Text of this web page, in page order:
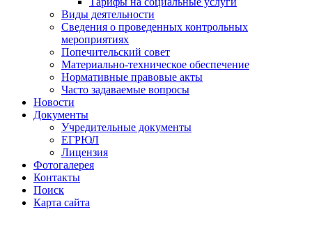
Виды деятельности
Сведения о проведенных контрольных
мероприятиях
Попечительский совет
Материально-техническое обеспечение
Нормативные правовые акты
Часто задаваемые вопросы
Новости
Документы
Учредительные документы
ЕГРЮЛ
Лицензия
Фотогалерея
Контакты
Поиск
Карта сайта